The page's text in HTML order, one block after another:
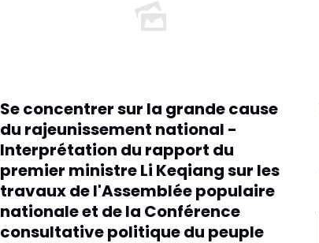
Se concentrer sur la grande cause
du rajeunissement national -
Interprétation du rapport du
premier ministre Li Keqiang sur les
travaux de l'Assemblée populaire
nationale et de la Conférence
consultative politique du peuple